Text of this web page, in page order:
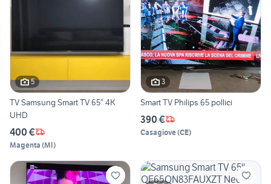
5
TV Samsung Smart TV 65” 4K
UHD
400 €
Magenta (MI)
3
Smart TV Philips 65 pollici
390 €
Casagiove(CE)